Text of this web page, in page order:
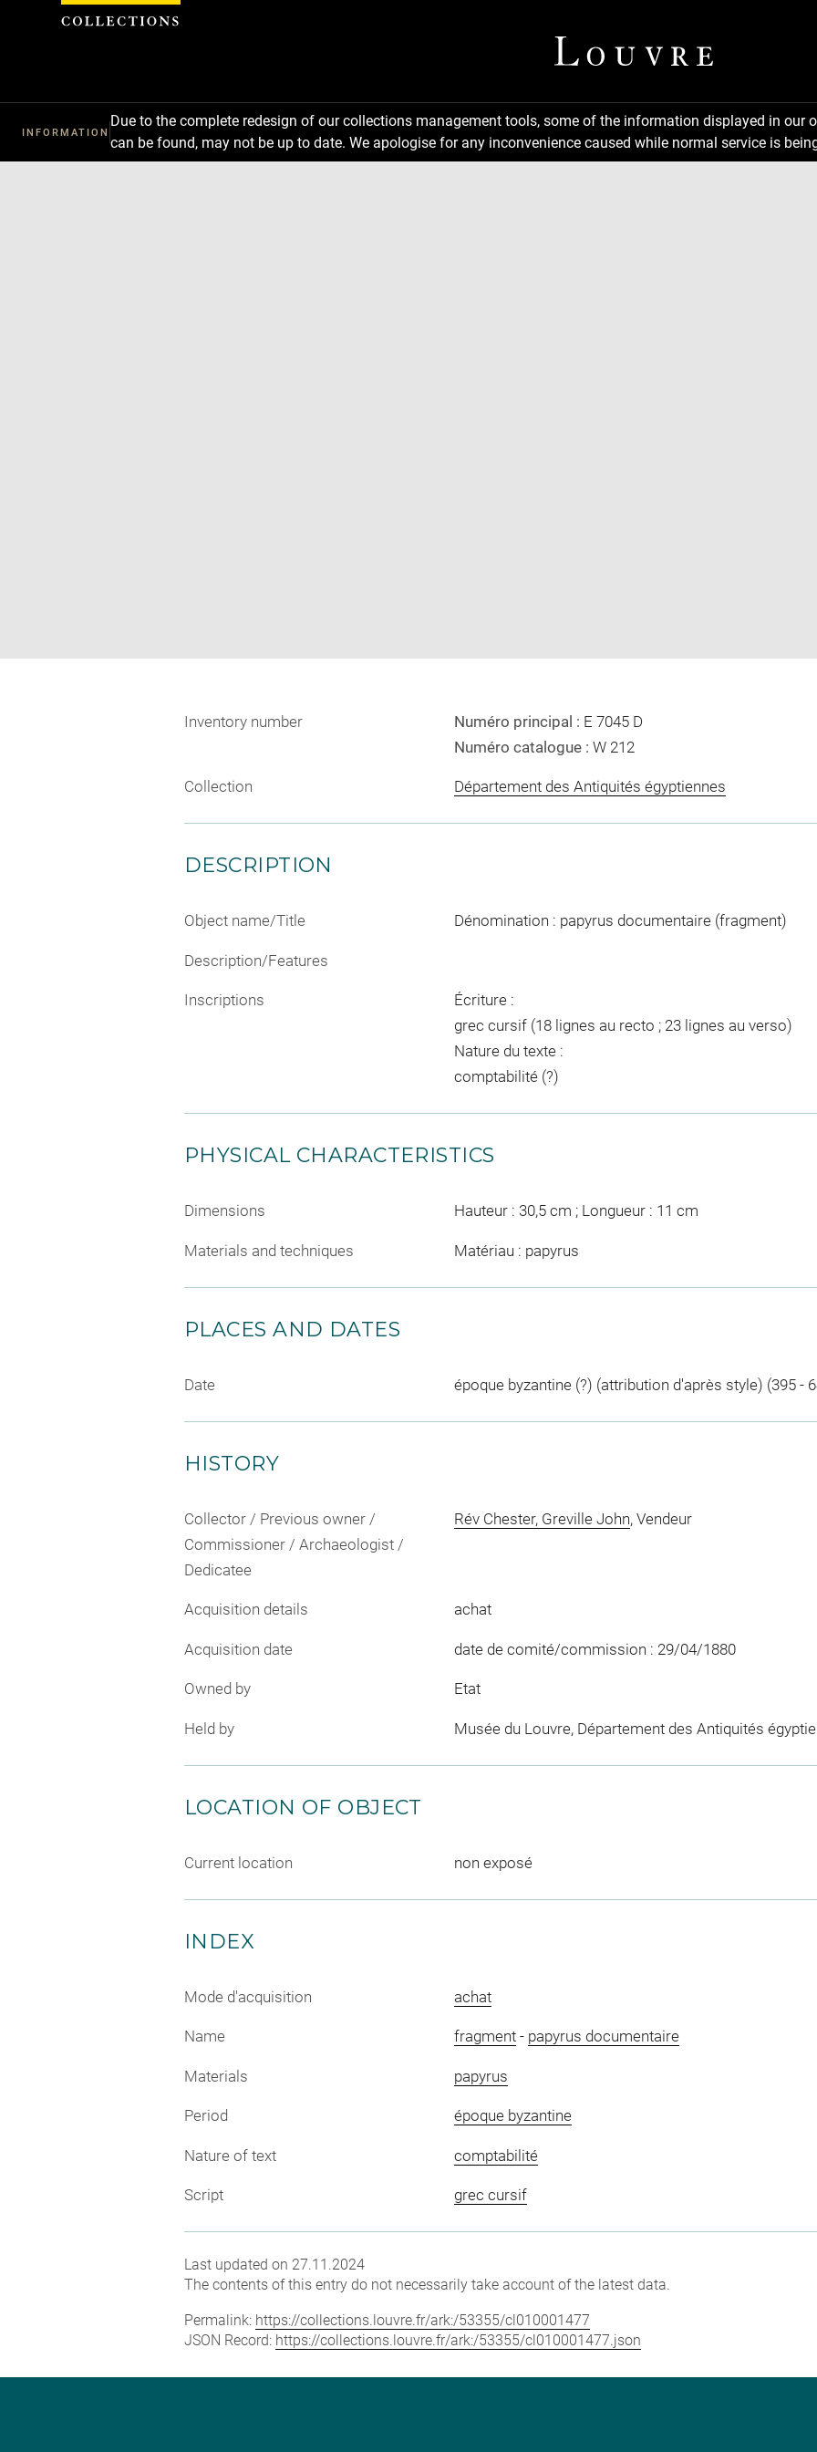
INFORMATION
Due to the complete redesign of our collections management tools, some of the information displayed in
can be found, may not be up to date. We apologise for any inconvenience caused while normal service is
in
Inventory number Numéro principal : E 7045 D
Numéro catalogue : W 212
Collection Département des Antiquités égyptiennes
DESCRIPTION
Object name/Title Dénomination : papyrus documentaire (fragment)
Description/Features
Inscriptions
Écriture :
grec cursif (18 lignes au recto ; 23 lignes au verso)
Nature du texte :
comptabilité (?)
PHYSICAL CHARACTERISTICS
Dimensions Hauteur : 30,5 cm ; Longueur : 11 cm
Materials and techniques Matériau : papyrus
PLACES AND DATES
Date époque byzantine (?) (attribution d'après style) (395 -
HISTORY
Collector / Previous owner /
Commissioner / Archaeologist /
Dedicatee
Rév Chester, Greville John, Vendeur
Acquisition details achat
Acquisition date date de comité/commission : 29/04/1880
Owned by Etat
Held by Musée du Louvre, Département des Antiquités
LOCATION OF OBJECT
Current location non exposé
INDEX
Mode d'acquisition achat
Name fragment- papyrus documentaire
Materials papyrus
Period époque byzantine
Nature of text comptabilité
Script grec cursif
Last updated on 27.11.2024
The contents of this entry do not necessarily take account of the latest data.
Permalink: https://collections.louvre.fr/ark:/53355/cl010001477
JSON Record: https://collections.louvre.fr/ark:/53355/cl010001477.json
Cookies management panel